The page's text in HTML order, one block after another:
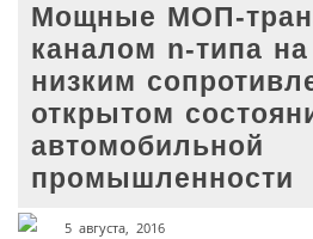
Мощные МОП-
каналом n-типа
низким
открытом
автомобильной
промышленности
5 августа, 2016